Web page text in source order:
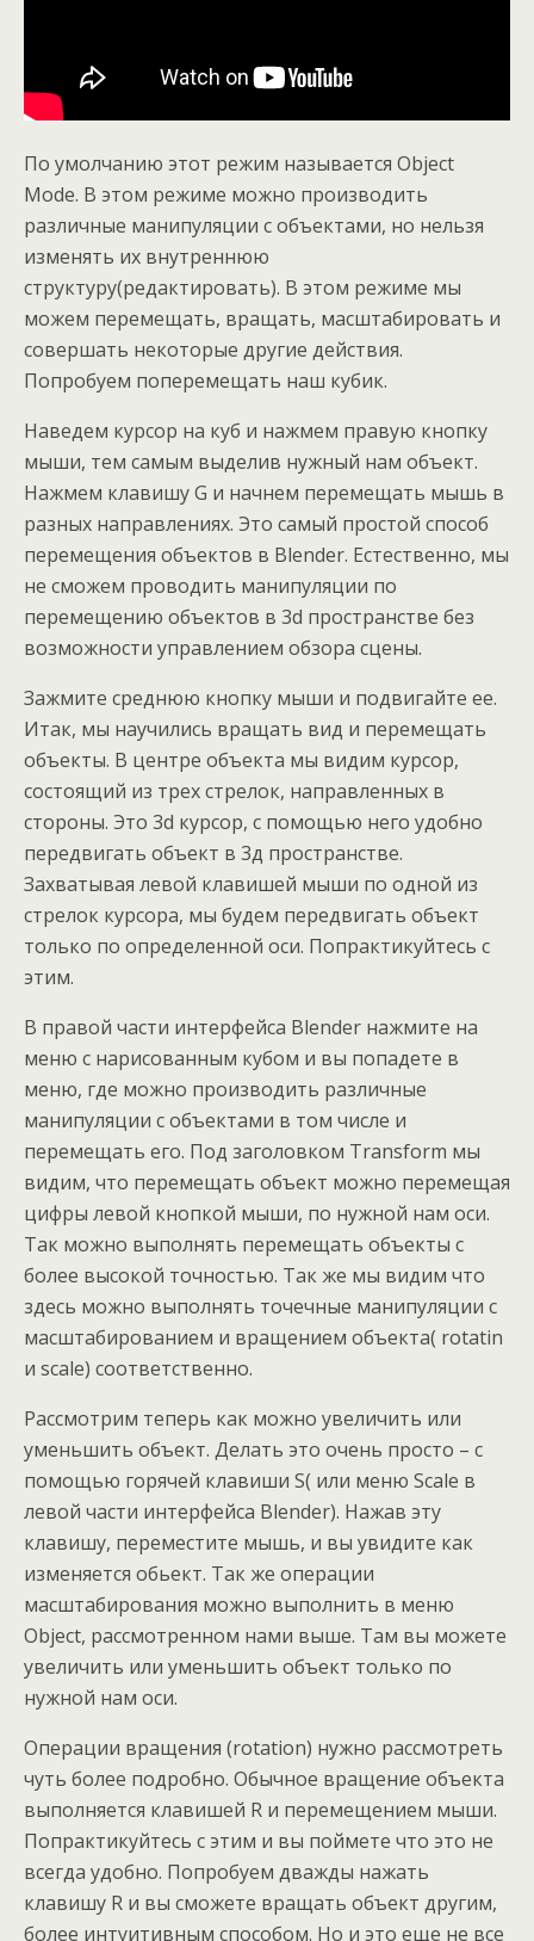
По умолчанию этот режим называется Object
Mode. В этом режиме можно производить
различные манипуляции с объектами, но нельзя
изменять их внутреннюю
структуру(редактировать). В этом режиме мы
можем перемещать, вращать, масштабировать и
совершать некоторые другие действия.
Попробуем поперемещать наш кубик.
Наведем курсор на куб и нажмем правую кнопку
мыши, тем самым выделив нужный нам объект.
Нажмем клавишу G и начнем перемещать мышь в
разных направлениях. Это самый простой способ
перемещения объектов в Blender. Естественно, мы
не сможем проводить манипуляции по
перемещению объектов в 3d пространстве без
возможности управлением обзора сцены.
Зажмите среднюю кнопку мыши и подвигайте ее.
Итак, мы научились вращать вид и перемещать
объекты. В центре объекта мы видим курсор,
состоящий из трех стрелок, направленных в
стороны. Это 3d курсор, с помощью него удобно
передвигать объект в 3д пространстве.
Захватывая левой клавишей мыши по одной из
стрелок курсора, мы будем передвигать объект
только по определенной оси. Попрактикуйтесь с
этим.
В правой части интерфейса Blender нажмите на
меню с нарисованным кубом и вы попадете в
меню, где можно производить различные
манипуляции с объектами в том числе и
перемещать его. Под заголовком Transform мы
видим, что перемещать объект можно перемещая
цифры левой кнопкой мыши, по нужной нам оси.
Так можно выполнять перемещать объекты с
более высокой точностью. Так же мы видим что
здесь можно выполнять точечные манипуляции с
масштабированием и вращением объекта( rotatin
и scale) соответственно.
Рассмотрим теперь как можно увеличить или
уменьшить объект. Делать это очень просто – с
помощью горячей клавиши S( или меню Scale в
левой части интерфейса Blender). Нажав эту
клавишу, переместите мышь, и вы увидите как
изменяется обьект. Так же операции
масштабирования можно выполнить в меню
Object, рассмотренном нами выше. Там вы можете
увеличить или уменьшить объект только по
нужной нам оси.
Операции вращения (rotation) нужно рассмотреть
чуть более подробно. Обычное вращение объекта
выполняется клавишей R и перемещением мыши.
Попрактикуйтесь с этим и вы поймете что это не
всегда удобно. Попробуем дважды нажать
клавишу R и вы сможете вращать объект другим,
более интуитивным способом. Но и это еще не все